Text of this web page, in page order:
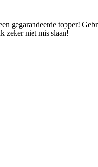
gegarandeerde topper!
zeker niet mis slaan!